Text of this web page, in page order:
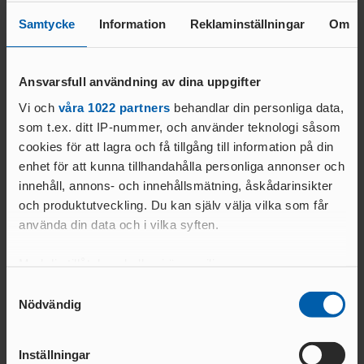
Samtycke Information Reklaminställningar Om
Ansvarsfull användning av dina uppgifter
Vi och våra 1022 partners behandlar din personliga data,
som t.ex. ditt IP-nummer, och använder teknologi såsom
cookies för att lagra och få tillgång till information på din
enhet för att kunna tillhandahålla personliga annonser och
innehåll, annons- och innehållsmätning, åskådarinsikter
och produktutveckling. Du kan själv välja vilka som får
använda din data och i vilka syften.
som kan ha en noggrannhet på upp till flera meter
Nödvändig
Inställningar
Var några av mängder med resultat under den gångna helgen.
Södra Svealand kommer vara i blickpunkten även den kommande
helgen, då Friidrotts-SM genomförs på Sola Arena i Karlstad
fredag till söndag. Men innan det så tjuvstartar SM-tävlingarna
med gång och 10000 meter på Sannerudsvallen i Kil – där
banrekordet för herrar på 10000 meter innehas av Jonny